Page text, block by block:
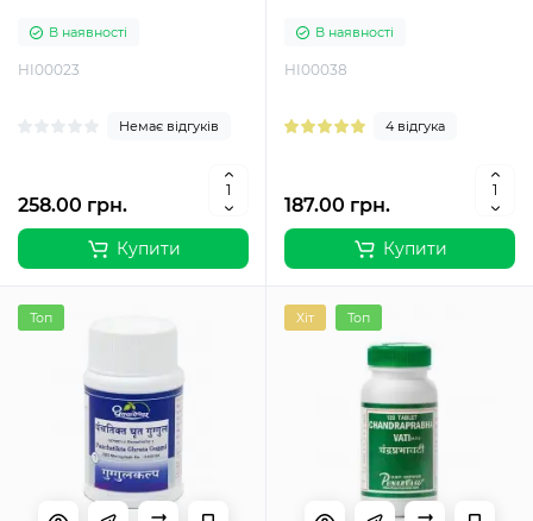
В наявності
HI00023
Немає відгуків
258.00 грн.
Купити
В наявності
HI00038
4 відгука
187.00 грн.
Купити
Топ Хіт Топ